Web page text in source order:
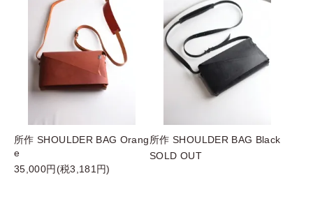
所作 SHOULDER BAG Orang
e
35,000円(税3,181円)
所作 SHOULDER BAG Black
SOLD OUT